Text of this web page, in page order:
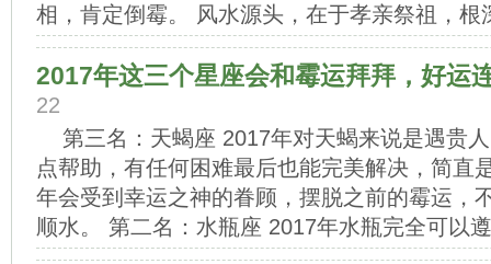
相，肯定倒霉。 风水源头，在于孝亲祭祖，根
2017年这三个星座会和霉运拜拜，好运
22
第三名：天蝎座 2017年对天蝎来说是遇贵
点帮助，有任何困难最后也能完美解决，简直
年会受到幸运之神的眷顾，摆脱之前的霉运，
顺水。 第二名：水瓶座 2017年水瓶完全可以